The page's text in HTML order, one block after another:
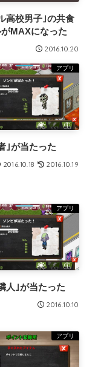
高校男子｣の共食
MAXになった
2016.10.20
アプリ
｣が当たった
2016.10.18 2016.10.19
アプリ
人｣が当たった
2016.10.10
アプリ